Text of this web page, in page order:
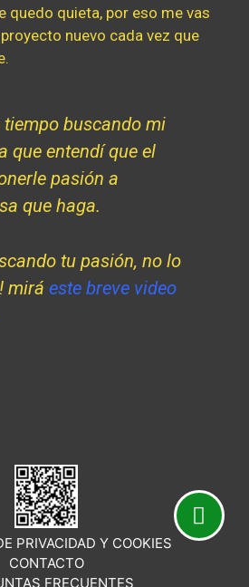
quedo quieta, por eso me vas
nuevo cada vez que
tiempo buscando mi
que entendí que el
pasión a
que haga.
tu pasión, no lo
mirá este breve video
PRIVACIDAD Y COOKIES
CONTACTO
FRECUENTES